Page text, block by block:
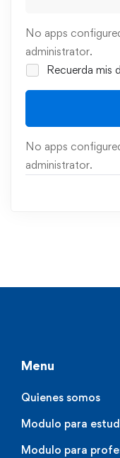
No apps
administrator.
Recuerda mis
No apps
administrator.
Menu
Quienes somos
Modulo para
Modulo para